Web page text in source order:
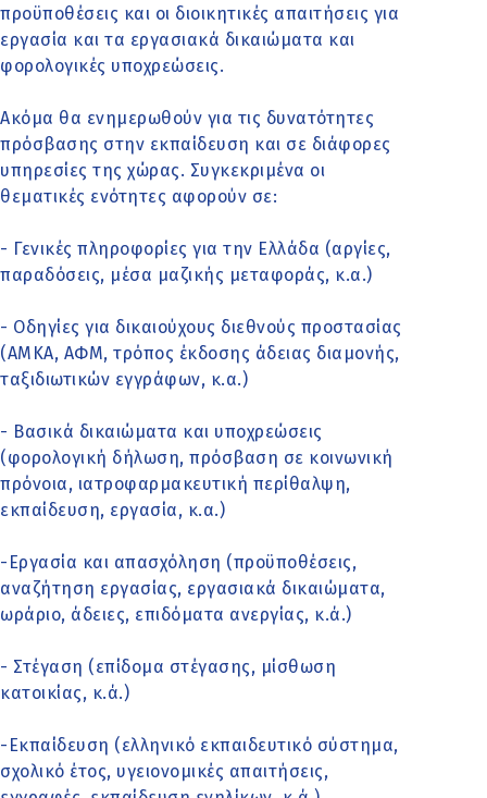
προϋποθέσεις και οι διοικητικές απαιτήσεις για
εργασία και τα εργασιακά δικαιώματα και
φορολογικές υποχρεώσεις.
Ακόμα θα ενημερωθούν για τις δυνατότητες
πρόσβασης στην εκπαίδευση και σε διάφορες
υπηρεσίες της χώρας. Συγκεκριμένα οι
θεματικές ενότητες αφορούν σε:
- Γενικές πληροφορίες για την Ελλάδα (αργίες,
παραδόσεις, μέσα μαζικής μεταφοράς, κ.α.)
- Οδηγίες για δικαιούχους διεθνούς προστασίας
(ΑΜΚΑ, ΑΦΜ, τρόπος έκδοσης άδειας διαμονής,
ταξιδιωτικών εγγράφων, κ.α.)
- Βασικά δικαιώματα και υποχρεώσεις
(φορολογική δήλωση, πρόσβαση σε κοινωνική
πρόνοια, ιατροφαρμακευτική περίθαλψη,
εκπαίδευση, εργασία, κ.α.)
-Εργασία και απασχόληση (προϋποθέσεις,
αναζήτηση εργασίας, εργασιακά δικαιώματα,
ωράριο, άδειες, επιδόματα ανεργίας, κ.ά.)
- Στέγαση (επίδομα στέγασης, μίσθωση
κατοικίας, κ.ά.)
-Εκπαίδευση (ελληνικό εκπαιδευτικό σύστημα,
σχολικό έτος, υγειονομικές απαιτήσεις,